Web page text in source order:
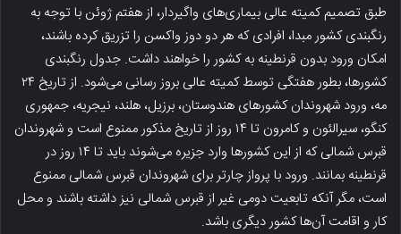
طبق تصمیم کمیته عالی بیماری‌های واگیردار، از هفتم ژوئن با توجه به
رنگبندی کشور مبدا، افرادی که هر دو دوز واکسن را تزریق کرده باشند،
امکان ورود بدون قرنطینه به کشور را خواهند داشت. جدول رنگبندی
کشورها، بطور هفتگی توسط کمیته عالی بروز رسانی می‌شود. از تاریخ ۲۴
مه، ورود شهروندان کشورهای هندوستان، برزیل، هلند، نیجریه، جمهوری
کنگو، سیرالئون و کامرون تا ۱۴ روز از تاریخ مذکور ممنوع است و شهروندان
قبرس شمالی که از این کشورها وارد جزیره می‌شوند باید تا ۱۴ روز در
قرنطینه بمانند. ورود با پرواز چارتر برای شهروندان قبرس شمالی ممنوع
است، مگر آنکه تابعیت دومی غیر از قبرس شمالی نیز داشته باشند و محل
کار و اقامت آن‌ها کشور دیگری باشد.